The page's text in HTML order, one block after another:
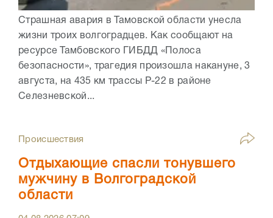
Страшная авария в Тамовской области унесла
жизни троих волгоградцев. Как сообщают на
ресурсе Тамбовского ГИБДД «Полоса
безопасности», трагедия произошла накануне, 3
августа, на 435 км трассы Р-22 в районе
Селезневской...
Происшествия
Отдыхающие спасли тонувшего
мужчину в Волгоградской
области